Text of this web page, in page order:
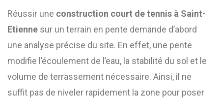
Réussir une construction court de tennis à Saint-
Etienne sur un terrain en pente demande d’abord
une analyse précise du site. En effet, une pente
modifie l’écoulement de l’eau, la stabilité du sol et le
volume de terrassement nécessaire. Ainsi, il ne
suffit pas de niveler rapidement la zone pour poser